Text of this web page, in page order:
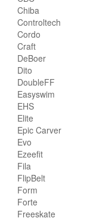
Chiba
Controltech
Cordo
Craft
DeBoer
Dito
DoubleFF
Easyswim
EHS
Elite
Epic Carver
Evo
Ezeefit
Fila
FlipBelt
Form
Forte
Freeskate